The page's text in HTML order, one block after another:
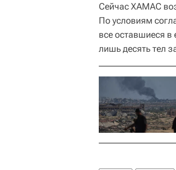
Сейчас ХАМАС
По условиям
все оставшиеся
лишь десять тел